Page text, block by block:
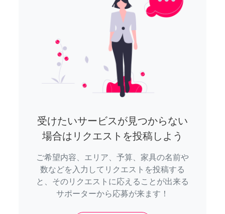
受けたいサービスが見つからない
場合はリクエストを投稿しよう
ご希望内容、エリア、予算、家具の名前や
数などを入力してリクエストを投稿する
と、そのリクエストに応えることが出来る
サポーターから応募が来ます！